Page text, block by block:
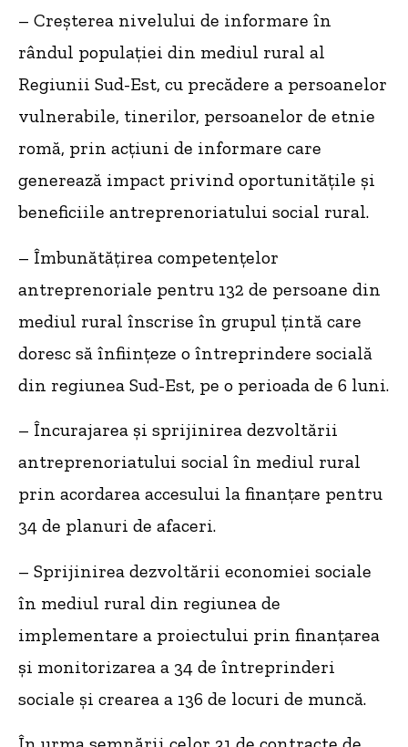
– Creșterea nivelului de informare în
rândul populației din mediul rural al
Regiunii Sud-Est, cu precădere a persoanelor
vulnerabile, tinerilor, persoanelor de etnie
romă, prin acțiuni de informare care
generează impact privind oportunitățile și
beneficiile antreprenoriatului social rural.
– Îmbunătățirea competențelor
antreprenoriale pentru 132 de persoane din
mediul rural înscrise în grupul țintă care
doresc să înființeze o întreprindere socială
din regiunea Sud-Est, pe o perioada de 6 luni.
– Încurajarea și sprijinirea dezvoltării
antreprenoriatului social în mediul rural
prin acordarea accesului la finanțare pentru
34 de planuri de afaceri.
– Sprijinirea dezvoltării economiei sociale
în mediul rural din regiunea de
implementare a proiectului prin finanțarea
și monitorizarea a 34 de întreprinderi
sociale și crearea a 136 de locuri de muncă.